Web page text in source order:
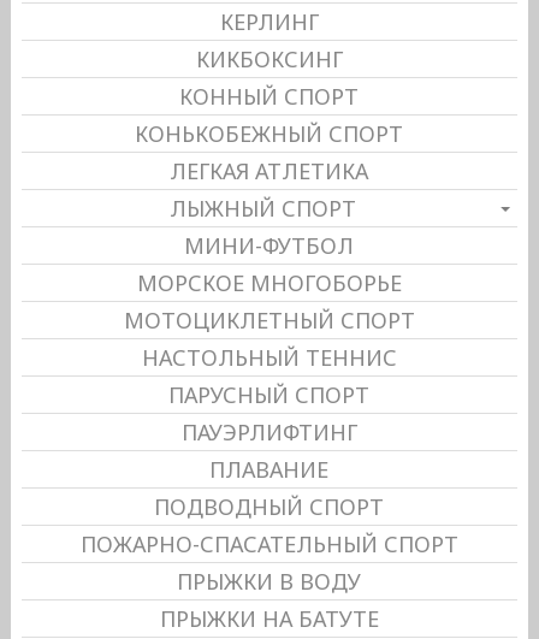
КЕРЛИНГ
КИКБОКСИНГ
КОННЫЙ СПОРТ
КОНЬКОБЕЖНЫЙ СПОРТ
ЛЕГКАЯ АТЛЕТИКА
ЛЫЖНЫЙ СПОРТ
МИНИ-ФУТБОЛ
МОРСКОЕ МНОГОБОРЬЕ
МОТОЦИКЛЕТНЫЙ СПОРТ
НАСТОЛЬНЫЙ ТЕННИС
ПАРУСНЫЙ СПОРТ
ПАУЭРЛИФТИНГ
ПЛАВАНИЕ
ПОДВОДНЫЙ СПОРТ
ПОЖАРНО-СПАСАТЕЛЬНЫЙ СПОРТ
ПРЫЖКИ В ВОДУ
ПРЫЖКИ НА БАТУТЕ